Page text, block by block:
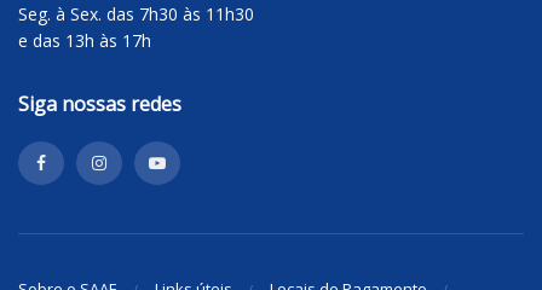
Seg. à Sex. das 7h30 às 11h30
e das 13h às 17h
Siga nossas redes